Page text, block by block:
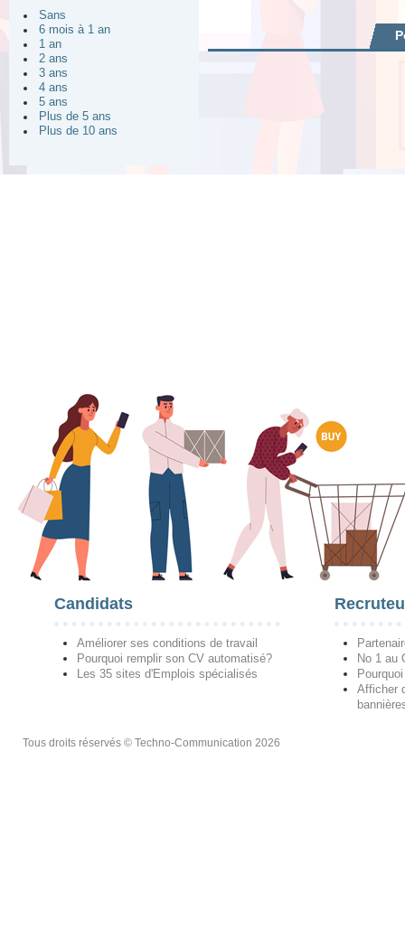
Sans
6 mois à 1 an
1 an
2 ans
3 ans
4 ans
5 ans
Plus de 5 ans
Plus de 10 ans
Candidats
Améliorer ses conditions de travail
Pourquoi remplir son CV automatisé?
Les 35 sites d'Emplois spécialisés
No 1 au
Afficher
Tous droits réservés © Techno-Communication 2026